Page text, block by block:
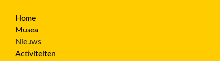
Home
Musea
Nieuws
Activiteiten